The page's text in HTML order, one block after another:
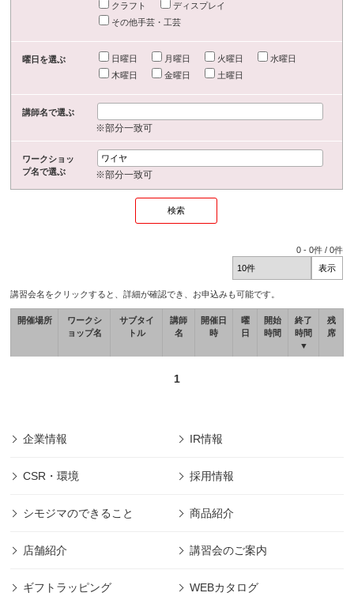
クラフト
ディスプレイ
その他手芸・工芸
曜日を選ぶ 日曜日 月曜日 火曜日
水曜日
木曜日
金曜日 土曜日
講師名で選ぶ
※部分一致可
ワークショッ
プ名で選ぶ
※部分一致可
0 -0件 /0件
講習会名をクリックすると、詳細が確認でき、お申込みも可能です。
開催場所
ワークシ
ョップ名
サブタイ
トル
講師
名
開催日
時
曜
日
開始
時間
終了
時間
▼
残
席
1
企業情報 IR情報
CSR・環境 採用情報
シモジマのできること 商品紹介
店舗紹介 講習会のご案内
ギフトラッピング WEBカタログ